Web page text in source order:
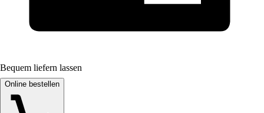
Bequem liefern lassen
Online bestellen